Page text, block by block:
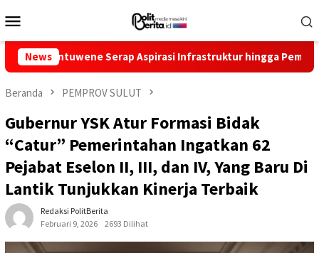
ke
Mobile
NewsSerap Aspirasi Infrastruktur hingga Pemberdayaan
Beranda PEMPROV SULUT
Gubernur YSK Atur Formasi Bidak
“Catur” Pemerintahan Ingatkan 62
Pejabat Eselon II, III, dan IV, Yang Baru Di
Lantik Tunjukkan Kinerja Terbaik
Redaksi PolitBerita
Februari 9, 2026
2693 Dilihat